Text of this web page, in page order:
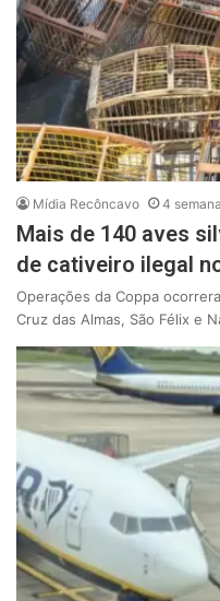
Mídia Recôncavo 4
Mais de 140 aves
de cativeiro ilegal
Operações da Coppa
Cruz das Almas, São Félix e